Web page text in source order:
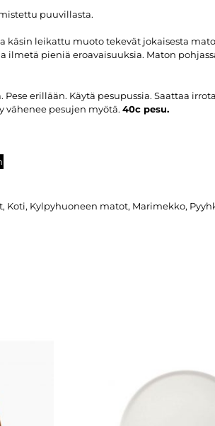
puuvillasta.
käsin leikattu muoto tekevät jokaisesta
ilmetä pieniä eroavaisuuksia. Maton
erillään. Käytä pesupussia. Saattaa
vähenee pesujen myötä.40c pesu.
, Koti, Kylpyhuoneen matot, Marimekko,